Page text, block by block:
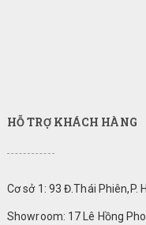
HỖ TRỢ KHÁCH HÀNG
Cơ sở 1: 93 Đ.Thái Phiên,P.
Showroom: 17 Lê Hồng